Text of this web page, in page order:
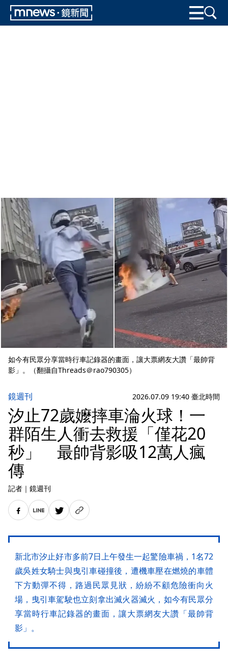
如今有民眾分享當時行車記錄器的畫面，讓大票網友大讚「最帥背
影」。（翻攝自Threads＠rao790305）
鏡週刊 2026.07.09 19:40 臺北時間
汐止72歲嬤摔車淪火球！一
群陌生人衝去救援「僅花20
秒」 最帥背影吸12萬人瘋
傳
記者 ｜ 鏡週刊
新北市汐止好市多前7日上午發生一起驚險車禍，1名72
歲吳姓女騎士與曳引車碰撞後，遭機車壓在燃燒的車體
下方動彈不得，路過民眾見狀，紛紛不顧危險衝向火
場，曳引車駕駛也立刻拿出滅火器滅火，如今有民眾分
享當時行車記錄器的畫面，讓大票網友大讚「最帥背
影」。